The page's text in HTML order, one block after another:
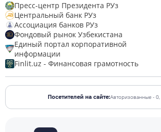
Пресс-центр Президента РУз
Центральный банк РУз
Ассоциация банков РУз
Фондовый рынок Узбекистана
Единый портал корпоративной
информации
Finlit.uz - Финансовая грамотность
Посетителей на сайте:Авторизованные - 0,